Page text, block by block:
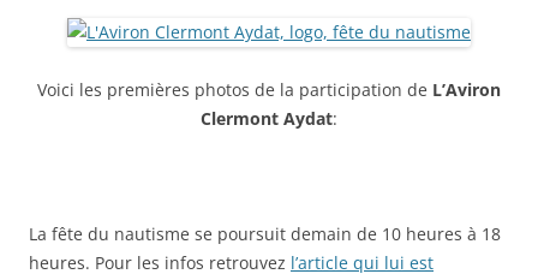
Voici les premières photos de la participation de L’Aviron
Clermont Aydat:
La fête du nautisme se poursuit demain de 10 heures à 18
heures. Pour les infos retrouvez l’article qui lui est